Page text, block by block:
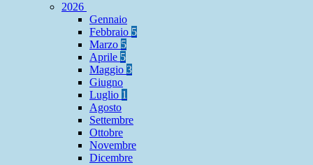
2026
Gennaio
Febbraio 5
Marzo 5
Aprile 5
Maggio 3
Giugno
Luglio 1
Agosto
Settembre
Ottobre
Novembre
Dicembre